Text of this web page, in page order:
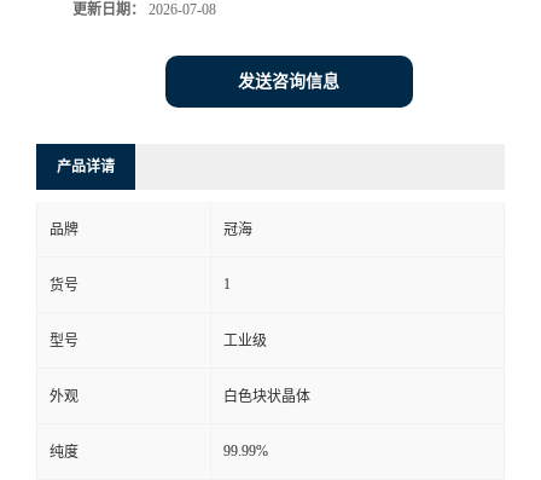
更新日期： 2026-07-08
发送咨询信息
产品详请
品牌 冠海
货号 1
型号 工业级
外观 白色块状晶体
纯度 99.99%